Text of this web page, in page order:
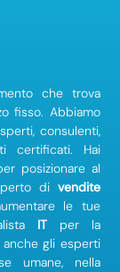
che trova
fisso. Abbiamo
consulenti,
certificati. Hai
posizionare al
di vendite
le tue
ITper la
anche gli esperti
umane, nella